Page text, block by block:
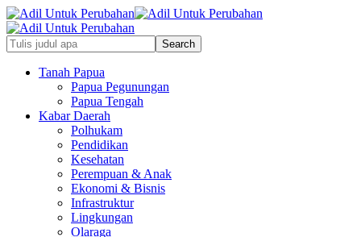
Tanah Papua
Papua Pegunungan
Papua Tengah
Kabar Daerah
Polhukam
Pendidikan
Kesehatan
Perempuan & Anak
Ekonomi & Bisnis
Infrastruktur
Lingkungan
Olaraga